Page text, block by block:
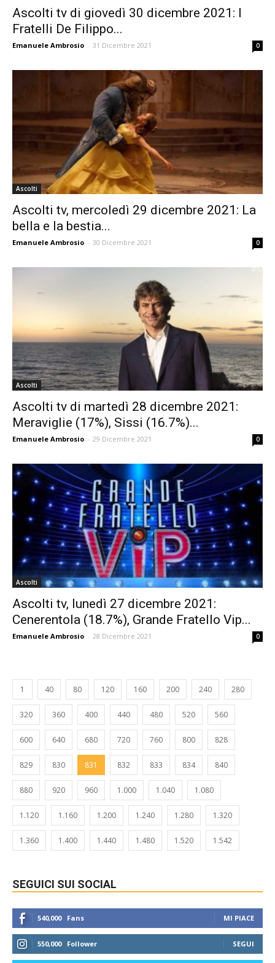
Ascolti tv di giovedì 30 dicembre 2021: I
Fratelli De Filippo...
Emanuele Ambrosio - 31 Dicembre 2021 0
Ascolti
Ascolti tv, mercoledì 29 dicembre 2021: La
bella e la bestia...
Emanuele Ambrosio - 30 Dicembre 2021 0
Ascolti
Ascolti tv di martedì 28 dicembre 2021:
Meraviglie (17%), Sissi (16.7%)...
Emanuele Ambrosio - 29 Dicembre 2021 0
Ascolti
Ascolti tv, lunedì 27 dicembre 2021:
Cenerentola (18.7%), Grande Fratello Vip...
Emanuele Ambrosio - 28 Dicembre 2021 0
1 40 80 120 160 200 240 280
320 360 400 440 480 520 560
600 640 680 720 760 800 828
829 830 831 832 833 834 840
880 920 960 1.000 1.040 1.080
1.120 1.160 1.200 1.240 1.280 1.320
1.360 1.400 1.440 1.480 1.520 1.542
SEGUICI SUI SOCIAL
540,000 Fans MI PIACE
550,000 Follower SEGUI